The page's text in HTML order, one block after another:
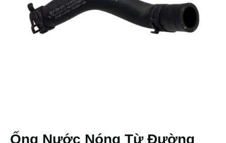
Ống Nước Nóng Từ Đường